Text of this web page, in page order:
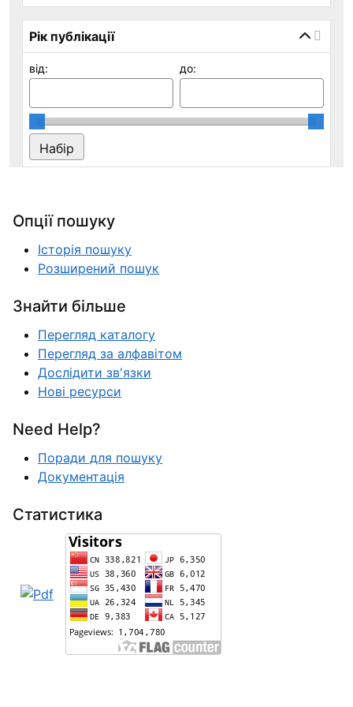
Рік публікації
від: до:
Опції пошуку
Історія пошуку
Розширений пошук
Знайти більше
Перегляд каталогу
Перегляд за алфавітом
Дослідити зв'язки
Нові ресурси
Need Help?
Поради для пошуку
Документація
Статистика